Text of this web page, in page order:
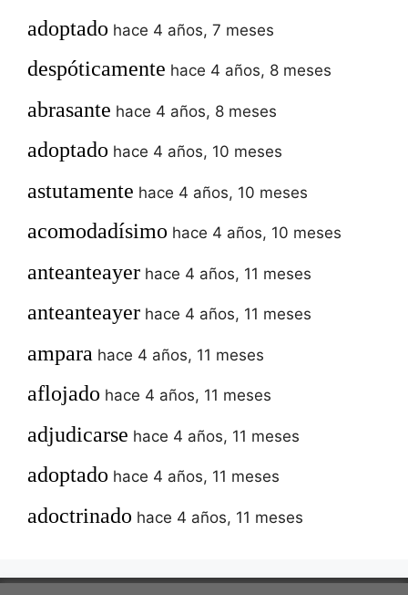
adoptado hace 4 años, 7 meses
despóticamente hace 4 años, 8 meses
abrasante hace 4 años, 8 meses
adoptado hace 4 años, 10 meses
astutamente hace 4 años, 10 meses
acomodadísimo hace 4 años, 10 meses
anteanteayer hace 4 años, 11 meses
anteanteayer hace 4 años, 11 meses
ampara hace 4 años, 11 meses
aflojado hace 4 años, 11 meses
adjudicarse hace 4 años, 11 meses
adoptado hace 4 años, 11 meses
adoctrinado hace 4 años, 11 meses